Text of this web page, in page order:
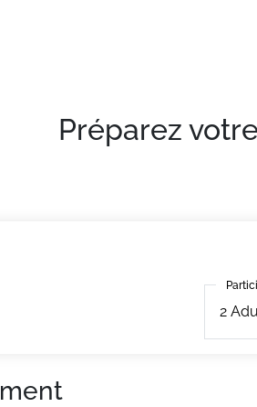
Préparez
2